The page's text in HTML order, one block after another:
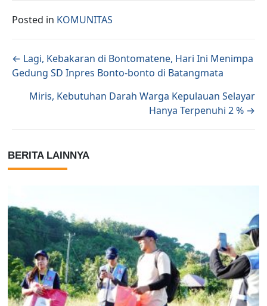
Posted in KOMUNITAS
Posts navigation
← Lagi, Kebakaran di Bontomatene, Hari Ini Menimpa
Gedung SD Inpres Bonto-bonto di Batangmata
Miris, Kebutuhan Darah Warga Kepulauan Selayar
Hanya Terpenuhi 2 % →
BERITA LAINNYA